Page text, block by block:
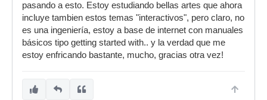
pasando a esto. Estoy estudiando bellas artes que ahora
incluye tambien estos temas "interactivos", pero claro, no
es una ingeniería, estoy a base de internet con manuales
básicos tipo getting started with.. y la verdad que me
estoy enfricando bastante, mucho, gracias otra vez!